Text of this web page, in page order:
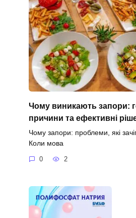
Чому виникають запори:
причини та ефективні
Чому запори: проблеми, які
Коли мова
0 2